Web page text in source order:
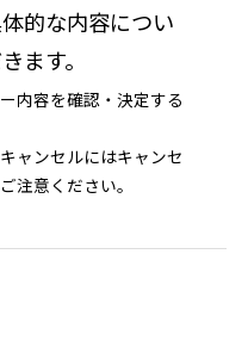
的な内容につい
ます。
内容を確認・決定する
ャンセルにはキャンセ
注意ください。